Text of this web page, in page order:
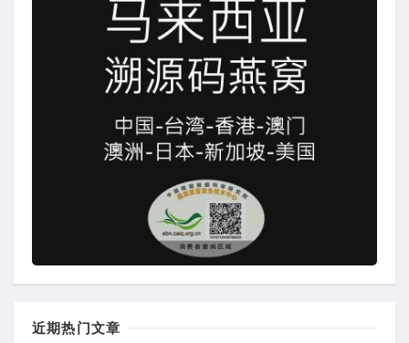
近期热门文章